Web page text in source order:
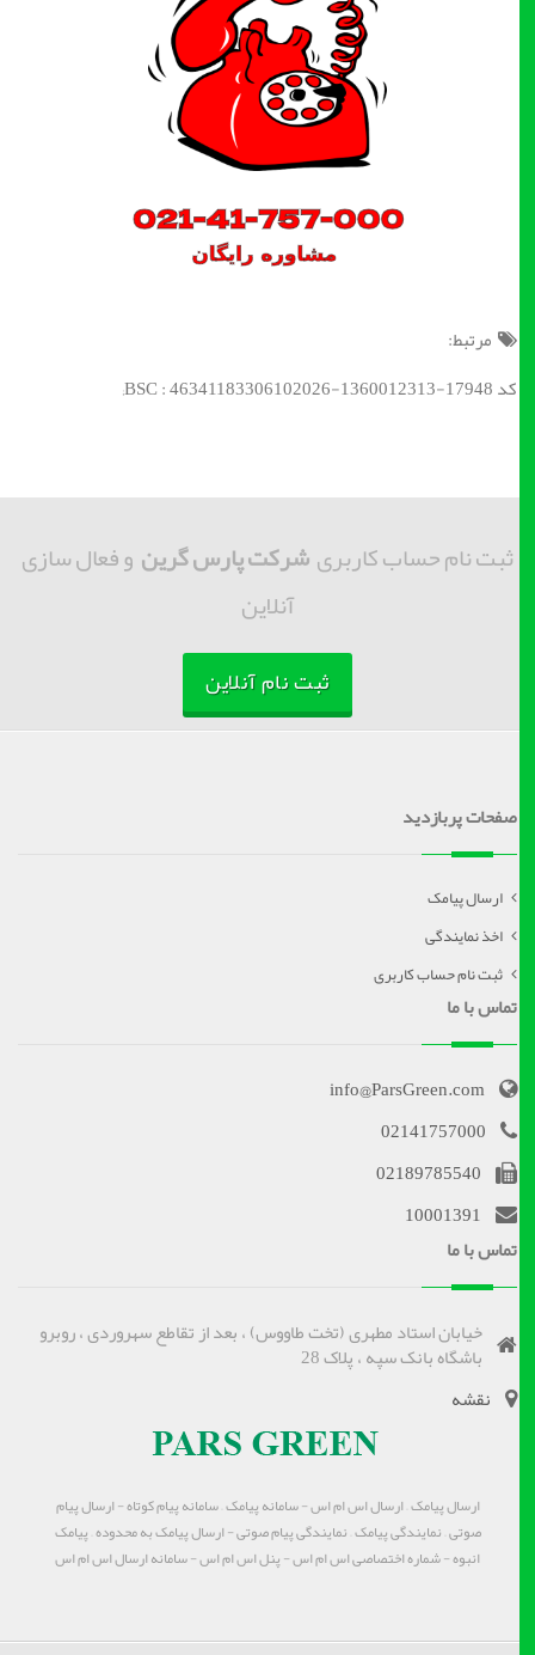
مرتبط:
کد BSC : 46341183306102026-1360012313-17948;
ثبت نام حساب کاربریشرکت پارس گرینو فعال سازی
آنلاین
ثبت نام آنلاین
صفحات پربازدید
ارسال پیامک
اخذ نمایندگی
ثبت نام حساب کاربری
تماس با ما
info@ParsGreen.com
02141757000
02189785540
10001391
تماس با ما
خیابان استاد مطهری (تخت طاووس) ، بعد از تقاطع سهروردی ، روبرو
باشگاه بانک سپه ، پلاک 28
نقشه
ارسال پیامک – ارسال اس ام اس - سامانه پیامک – سامانه پیام کوتاه - ارسال پیام
صوتی – نمایندگی پیامک – نمایندگی پیام صوتی - ارسال پیامک به محدوده – پیامک
انبوه - شماره اختصاصی اس ام اس - پنل اس ام اس - سامانه ارسال اس ام اس